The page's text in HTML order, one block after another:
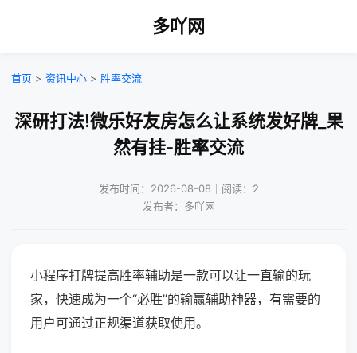
多吖网
首页 > 资讯中心 > 胜率交流
深研打法!微乐好友房怎么让系统发好牌_果
然有挂-胜率交流
发布时间：2026-08-08｜阅读：2
发布者：多吖网
小程序打牌提高胜率辅助是一款可以让一直输的玩
家，快速成为一个“必胜”的输赢辅助神器，有需要的
用户可通过正规渠道获取使用。